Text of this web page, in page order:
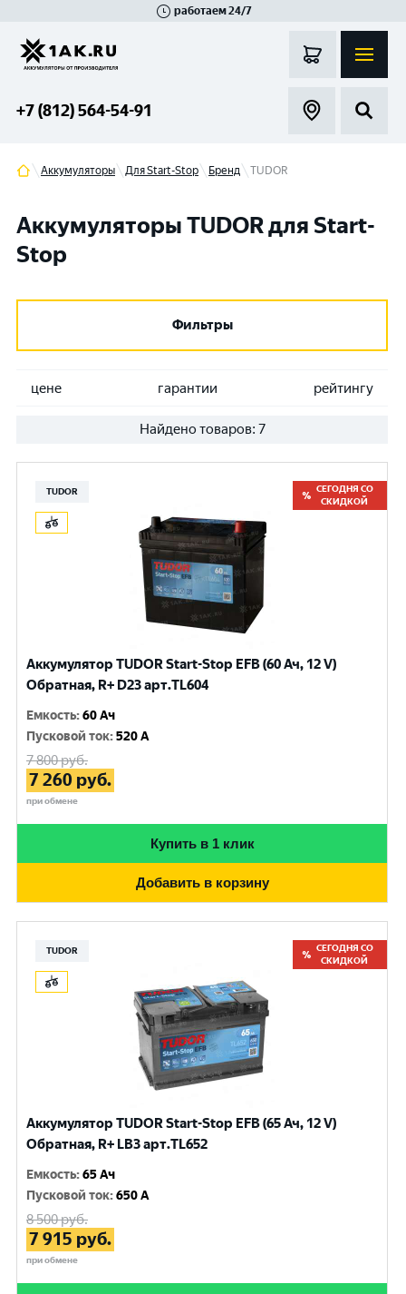
работаем 24/7
+7 (812) 564-54-91
Аккумуляторы Для Start-Stop Бренд TUDOR
Аккумуляторы TUDOR для Start-
Stop
Фильтры
цене гарантии рейтингу
Найдено товаров: 7
TUDOR
СЕГОДНЯ СО
СКИДКОЙ
Аккумулятор TUDOR Start-Stop EFB (60 Ач, 12 V)
Обратная, R+ D23 арт.TL604
Емкость:60 Ач
Пусковой ток:520 A
7 800руб.
7 260 руб.
при обмене
Купить в 1 клик
Добавить в корзину
TUDOR
СЕГОДНЯ СО
СКИДКОЙ
Аккумулятор TUDOR Start-Stop EFB (65 Ач, 12 V)
Обратная, R+ LB3 арт.TL652
Емкость:65 Ач
Пусковой ток:650 A
8 500руб.
7 915 руб.
при обмене
Гатчина